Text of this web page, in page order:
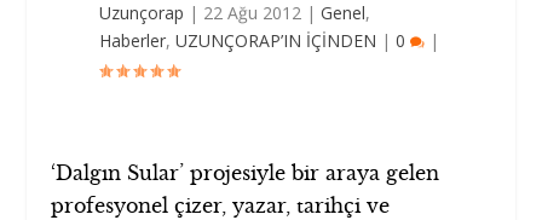
Uzunçorap | 22 Ağu 2012 |Genel,
Haberler,UZUNÇORAP’IN İÇİNDEN |0 |
‘Dalgın Sular’ projesiyle bir araya gelen
profesyonel çizer, yazar, tarihçi ve